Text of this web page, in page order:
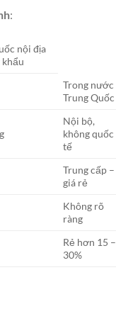
:
nội địa
khẩu
Trong nước
Trung Quốc
Nội bộ,
không quốc
tế
Trung cấp –
giá rẻ
Không rõ
ràng
Rẻ hơn 15 –
30%